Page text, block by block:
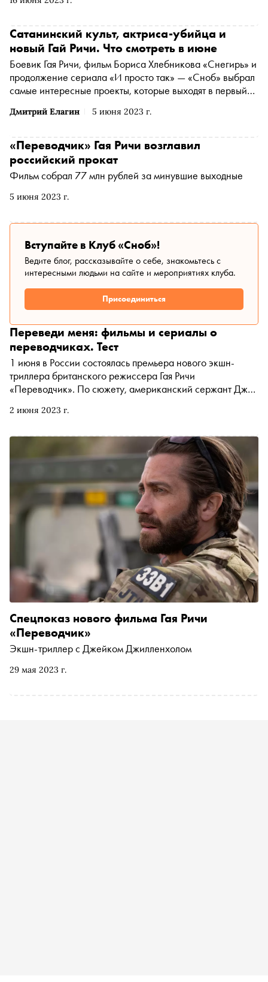
Дмитрий Елагин 5 июня 2023 г.
Сатанинский культ, актриса-убийца и
новый Гай Ричи. Что смотреть в июне
Боевик Гая Ричи, фильм Бориса Хлебникова «Снегирь» и
продолжение сериала «И просто так» — «Сноб» выбрал
самые интересные проекты, которые выходят в первый
5 июня 2023 г.
«Переводчик» Гая Ричи возглавил
российский прокат
Фильм собрал 77 млн рублей за минувшие выходные
Вступайте в Клуб «Сноб»!
Ведите блог, рассказывайте о себе, знакомьтесь с
интересными людьми на сайте и мероприятиях клуба.
Присоединиться
2 июня 2023 г.
Переведи меня: фильмы и сериалы о
переводчиках. Тест
1 июня в России состоялась премьера нового экшн-
триллера британского режиссера Гая Ричи
«Переводчик». По сюжету, американский сержант Джон
выживает в Афганистане благодаря переводчику
рассказывающая о непростой работе тех, кто помогает
говорящим на разных языках понимать друг друга.
Пройдите тест «Сноба» и проверьте, знаете ли вы
похожие фильмы
29 мая 2023 г.
Спецпоказ нового фильма Гая Ричи
«Переводчик»
Экшн-триллер с Джейком Джилленхолом